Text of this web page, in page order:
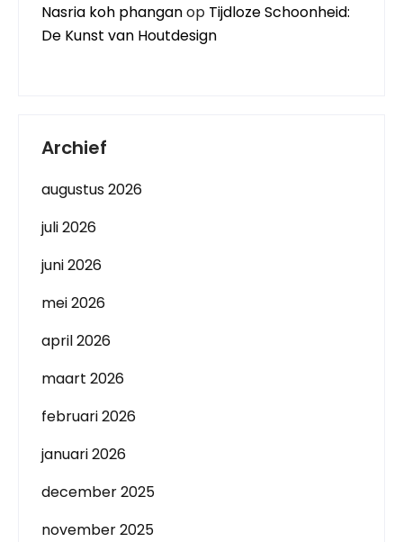
Nasria koh phanganop Tijdloze Schoonheid:
De Kunst van Houtdesign
Archief
augustus 2026
juli 2026
juni 2026
mei 2026
april 2026
maart 2026
februari 2026
januari 2026
december 2025
november 2025